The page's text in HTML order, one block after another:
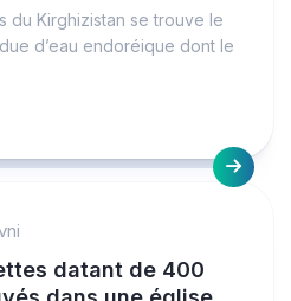
du Kirghizistan se trouve le
d’eau endoréique dont le
datant de 400